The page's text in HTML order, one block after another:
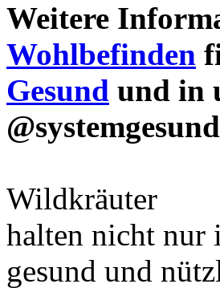
Weitere
Wohlbefinden
Gesund und in
Wildkräuter
halten nicht nur
gesund und